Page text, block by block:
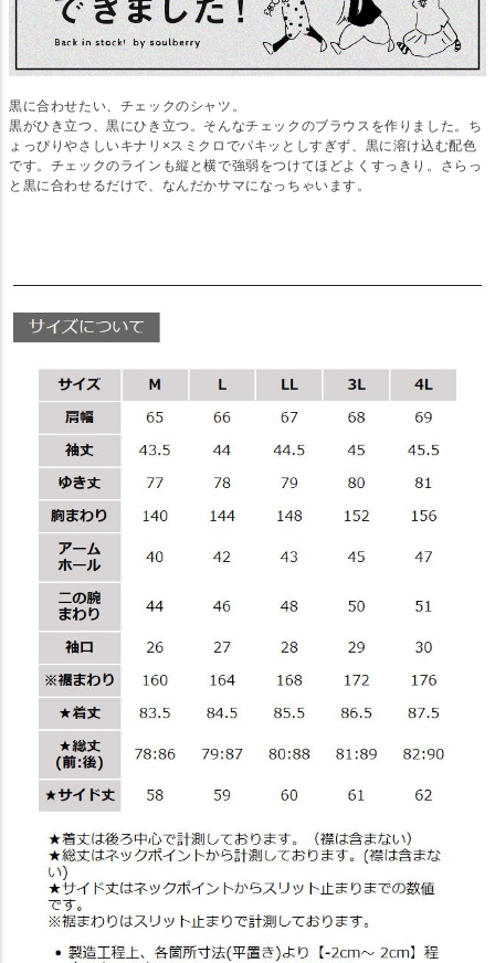
黒に合わせたい、チェックのシャツ。
黒がひき立つ、黒にひき立つ。そんなチェックのブラウスを作りました。ち
ょっぴりやさしいキナリ×スミクロでパキッとしすぎず、黒に溶け込む配色
です。チェックのラインも縦と横で強弱をつけてほどよくすっきり。さらっ
と黒に合わせるだけで、なんだかサマになっちゃいます。